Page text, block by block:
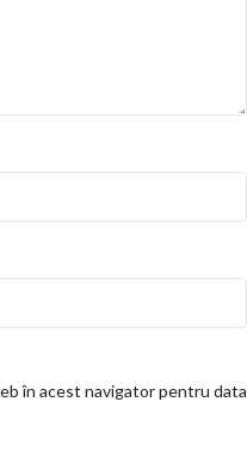
în acest navigator pentru data